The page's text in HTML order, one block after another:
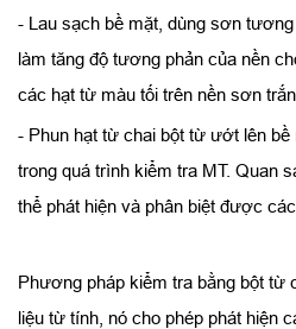
- Lau sạch bề mặt, dùng sơn tương
làm tăng độ tương phản của nền
các hạt từ màu tối trên nền sơn
- Phun hạt từ chai bột từ ướt lên
trong quá trình kiểm tra MT. Quan
thể phát hiện và phân biệt được
Phương pháp kiểm tra bằng bột từ
liệu từ tính, nó cho phép phát hiện